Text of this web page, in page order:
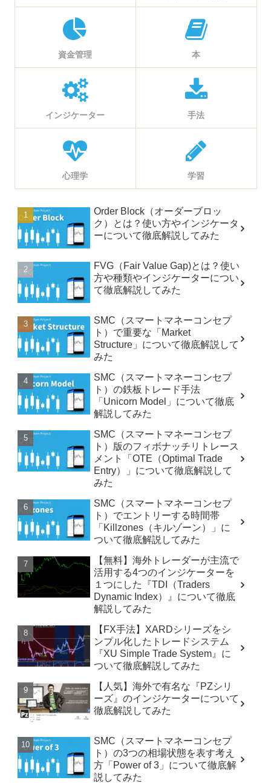
資金管理 本
インジケーター 手法
心理学 学習
Order Block（オーダーブロッ
ク）とは？使い方やインジケータ
ーについて徹底解説してみた
FVG（Fair Value Gap)とは？使い
方や種類やインジケーターについ
て徹底解説してみた
SMC（スマートマネーコンセプ
ト）で重要な「Market
Structure」について徹底解説して
みた
SMC（スマートマネーコンセプ
ト）の鉄板トレード手法
「Unicorn Model」について徹底
解説してみた
SMC（スマートマネーコンセプ
ト）版のフィボナッチリトレース
メント「OTE（Optimal Trade
Entry）」について徹底解説して
みた
SMC（スマートマネーコンセプ
ト）でエントリーする時間帯
「Killzones（キルゾーン）」に
ついて徹底解説してみた
【無料】海外トレーダーが主流で
活用する4つのインジケーターを
１つにした『TDI（Traders
Dynamic Index）』について徹底
解説してみた
【FX手法】XARDシリーズをシ
ンプル化したトレードシステム
『XU Simple Trade System』に
ついて徹底解説してみた
【人気】海外で有名な『PZシリ
ーズ』のインジケーターについて
徹底解説してみた
SMC（スマートマネーコンセプ
ト）の3つの相場状態を表す考え
方「Power of 3」について徹底解
説してみた